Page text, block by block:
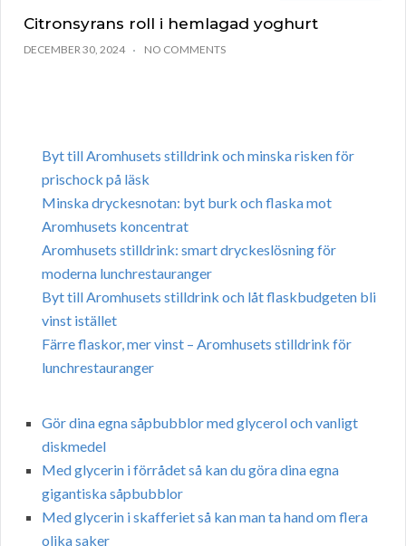
Citronsyrans roll i hemlagad yoghurt
DECEMBER 30, 2024 NO COMMENTS
Byt till Aromhusets stilldrink och minska risken för
prischock på läsk
Minska dryckesnotan: byt burk och flaska mot
Aromhusets koncentrat
Aromhusets stilldrink: smart dryckeslösning för
moderna lunchrestauranger
Byt till Aromhusets stilldrink och låt flaskbudgeten bli
vinst istället
Färre flaskor, mer vinst – Aromhusets stilldrink för
lunchrestauranger
Gör dina egna såpbubblor med glycerol och vanligt
diskmedel
Med glycerin i förrådet så kan du göra dina egna
gigantiska såpbubblor
Med glycerin i skafferiet så kan man ta hand om flera
olika saker